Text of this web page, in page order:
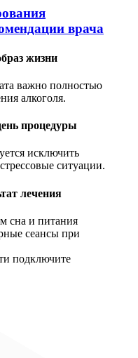
врача
жизни
важно полностью
алкоголя.
процедуры
исключить
ситуации.
лечения
сна и питания
сеансы при
подключите